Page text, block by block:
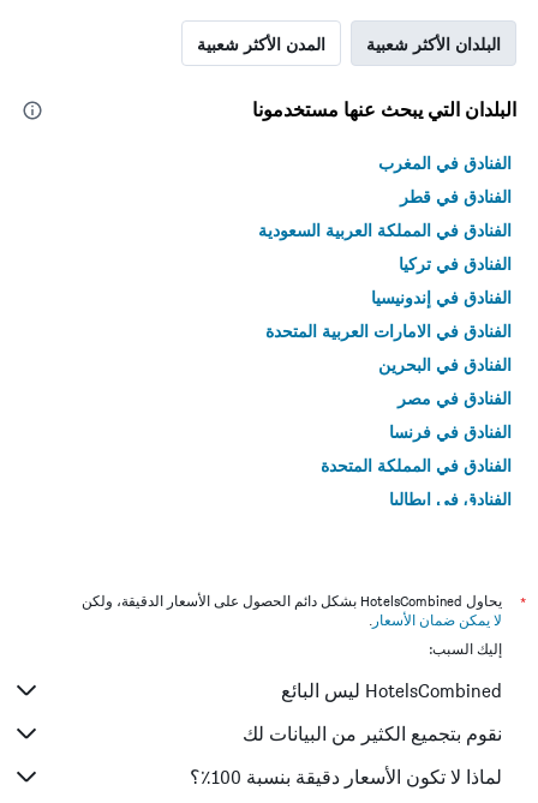
البلدان الأكثر شعبية المدن الأكثر شعبية
البلدان التي يبحث عنها مستخدمونا
الفنادق في المغرب
الفنادق في قطر
الفنادق في المملكة العربية السعودية
الفنادق في تركيا
الفنادق في إندونيسيا
الفنادق في الامارات العربية المتحدة
الفنادق في البحرين
الفنادق في مصر
الفنادق في فرنسا
الفنادق في المملكة المتحدة
الفنادق في إيطاليا
*
يحاول HotelsCombined بشكل دائم الحصول على الأسعار الدقيقة، ولكن
لا يمكن ضمان الأسعار .
إليك السبب:
HotelsCombined ليس البائع
نقوم بتجميع الكثير من البيانات لك
لماذا لا تكون الأسعار دقيقة بنسبة 100٪؟